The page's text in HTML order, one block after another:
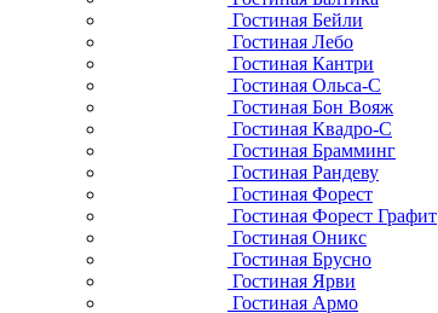
Гостиная Бейли
Гостиная Лебо
Гостиная Кантри
Гостиная Ольса-С
Гостиная Бон Вояж
Гостиная Квадро-С
Гостиная Брамминг
Гостиная Рандеву
Гостиная Форест
Гостиная Форест Графит
Гостиная Оникс
Гостиная Брусно
Гостиная Ярви
Гостиная Армо